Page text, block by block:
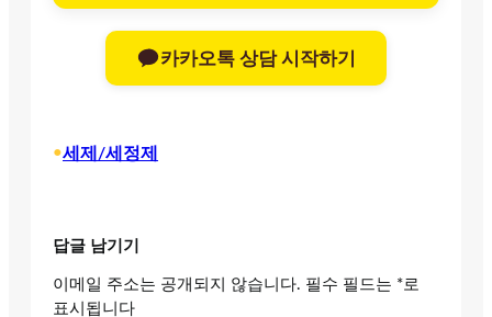
카카오톡 상담 시작하기
•세제/세정제
답글 남기기
이메일 주소는 공개되지 않습니다. 필수 필드는 *로
표시됩니다